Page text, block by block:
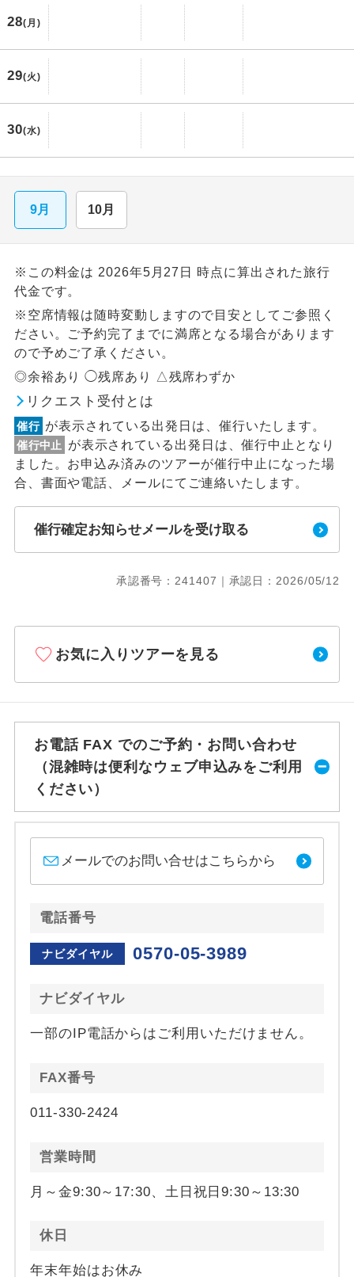
28(月)
29(火)
30(水)
9月 10月
※この料金は 2026年5月27日 時点に算出された旅行
代金です。
※空席情報は随時変動しますので目安としてご参照く
ださい。ご予約完了までに満席となる場合があります
ので予めご了承ください。
◎余裕あり ◯残席あり △残席わずか
リクエスト受付とは
催行 が表示されている出発日は、催行いたします。
催行中止
が表示されている出発日は、催行中止となり
ました。お申込み済みのツアーが催行中止になった場
合、書面や電話、メールにてご連絡いたします。
催行確定お知らせメールを受け取る
承認番号：241407｜承認日：2026/05/12
お気に入りツアーを見る
お電話 FAX でのご予約・お問い合わせ
（混雑時は便利なウェブ申込みをご利用
ください）
メールでのお問い合せはこちらから
電話番号
ナビダイヤル 0570-05-3989
ナビダイヤル
一部のIP電話からはご利用いただけません。
FAX番号
011-330-2424
営業時間
月～金9:30～17:30、土日祝日9:30～13:30
休日
年末年始はお休み